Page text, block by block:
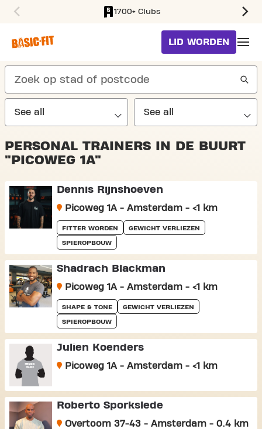
1700+ Clubs
LID WORDEN
search
PERSONAL TRAINERS IN DE BUURT
"PICOWEG 1A"
Dennis Rijnshoeven
Picoweg 1A - Amsterdam - <1 km
FITTER WORDEN GEWICHT VERLIEZEN
SPIEROPBOUW
Shadrach Blackman
Picoweg 1A - Amsterdam - <1 km
SHAPE & TONE GEWICHT VERLIEZEN
SPIEROPBOUW
Julien Koenders
Picoweg 1A - Amsterdam - <1 km
Roberto Sporkslede
Overtoom 37-43 - Amsterdam - 0.4 km